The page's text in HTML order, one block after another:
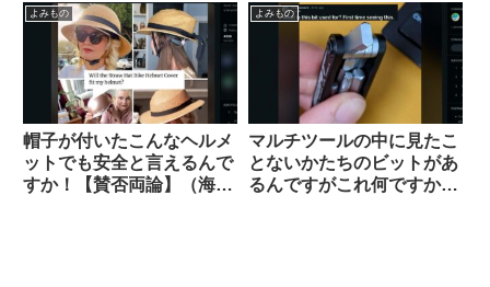
よみもの
帽子が付いたこんなヘルメ
ットでも安全と言えるんで
すか！【賛否両論】（海外
よみもの
マルチツールの中に見たこ
とないかたちのビットがあ
るんですがこれ何ですか？